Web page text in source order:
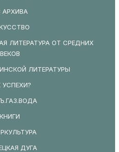
АРХИВА
ЛИТЕРАТУРА ОТ СРЕДНИХ
ВЕКОВ
ЛИТЕРАТУРЫ
УСПЕХИ?
КНИГИ
ДУГА